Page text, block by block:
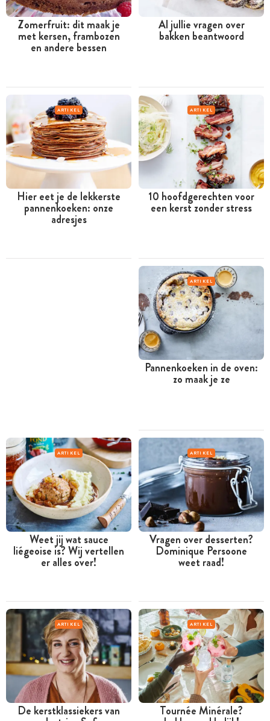
Zomerfruit: dit maak je
met kersen, frambozen
en andere bessen
Al jullie vragen over
bakken beantwoord
ARTIKEL
Hier eet je de lekkerste
pannenkoeken: onze
adresjes
ARTIKEL
10 hoofdgerechten voor
een kerst zonder stress
ARTIKEL
Pannenkoeken in de oven:
zo maak je ze
ARTIKEL
Weet jij wat sauce
liégeoise is? Wij vertellen
er alles over!
ARTIKEL
Vragen over desserten?
Dominique Persoone
weet raad!
ARTIKEL
De kerstklassiekers van
ARTIKEL
Tournée Minérale?